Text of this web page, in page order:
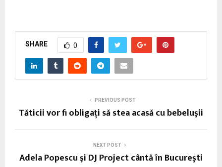
SHARE 0
PREVIOUS POST
Tăticii vor fi obligaţi să stea acasă cu bebeluşii
NEXT POST
Adela Popescu şi DJ Project cântă în Bucureşti